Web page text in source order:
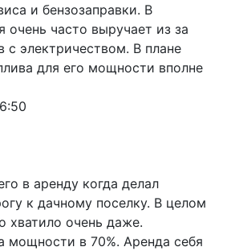
и бензозаправки. В
очень часто выручает из за
с электричеством. В плане
для его мощности вполне
в аренду когда делал
к дачному поселку. В целом
хватило очень даже.
мощности в 70%. Аренда себя